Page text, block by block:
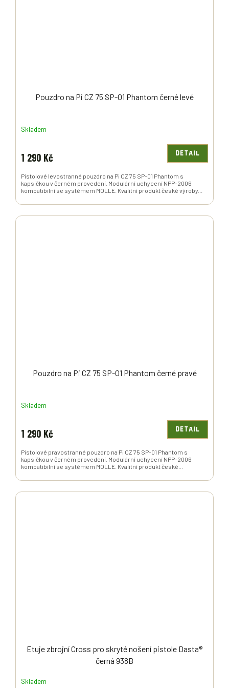
Pouzdro na Pi CZ 75 SP-01 Phantom černé levé
Skladem
1 290 Kč DETAIL
Pistolové levostranné pouzdro na Pi CZ 75 SP-01 Phantom s
kapsičkou v černém provedení. Modulární uchycení NPP-2006
kompatibilní se systémem MOLLE. Kvalitní produkt české výroby...
Pouzdro na Pi CZ 75 SP-01 Phantom černé pravé
Skladem
1 290 Kč DETAIL
Pistolové pravostranné pouzdro na Pi CZ 75 SP-01 Phantom s
kapsičkou v černém provedení. Modulární uchycení NPP-2006
kompatibilní se systémem MOLLE. Kvalitní produkt české...
Etuje zbrojní Cross pro skryté nošení pistole Dasta®
černá 938B
Skladem